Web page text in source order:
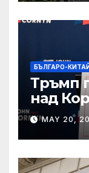
БЪЛГАРО-
Тръмп
над
Тексас
MAY 20,